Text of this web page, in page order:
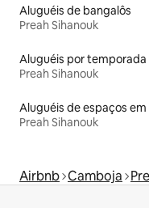
Aluguéis de bangalôs
Preah Sihanouk
Preah Sihanouk
Preah Sihanouk
Airbnb Camboja